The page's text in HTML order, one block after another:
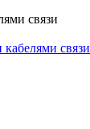
связи
связи